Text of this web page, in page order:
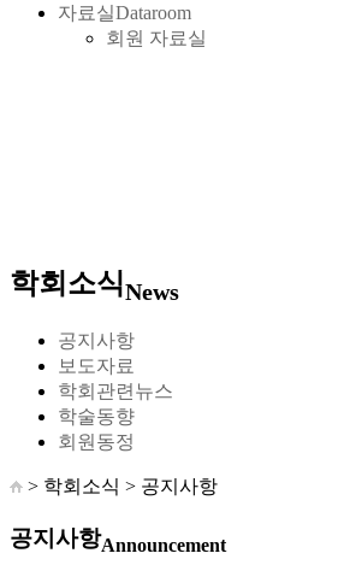
자료실Dataroom
회원 자료실
학회소식News
공지사항
보도자료
학회관련뉴스
학술동향
회원동정
> 학회소식 > 공지사항
공지사항Announcement